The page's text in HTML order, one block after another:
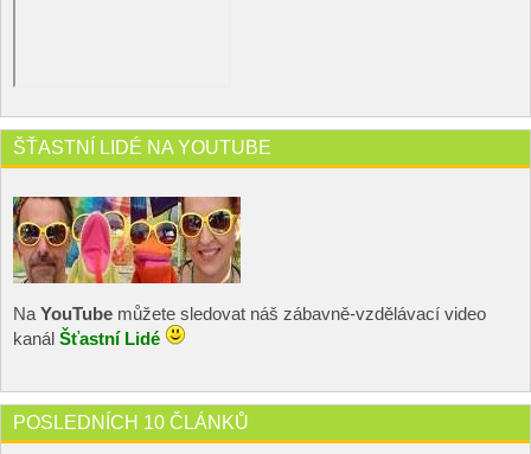
ŠŤASTNÍ LIDÉ NA YOUTUBE
NaYouTube můžete sledovat náš zábavně-vzdělávací video
kanál Šťastní Lidé
POSLEDNÍCH 10 ČLÁNKŮ